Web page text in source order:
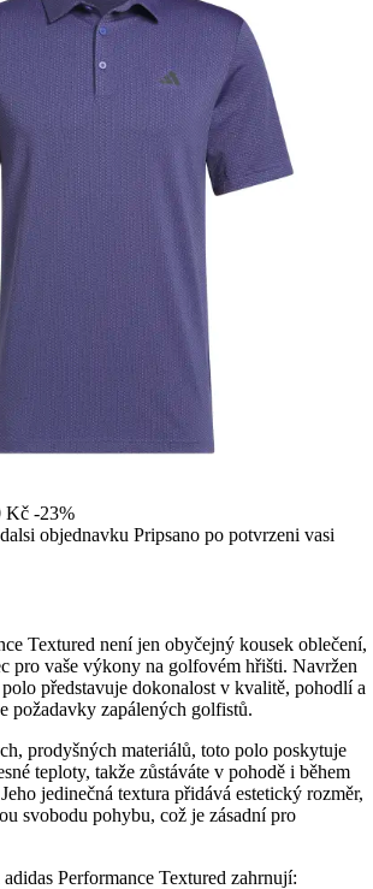
Kč -23%
objednavku Pripsano po potvrzeni vasi
Textured není jen obyčejný kousek oblečení,
pro vaše výkony na golfovém hřišti. Navržen
představuje dokonalost v kvalitě, pohodlí a
požadavky zapálených golfistů.
prodyšných materiálů, toto polo poskytuje
teploty, takže zůstáváte v pohodě i během
jedinečná textura přidává estetický rozměr,
svobodu pohybu, což je zásadní pro
Performance Textured zahrnují: